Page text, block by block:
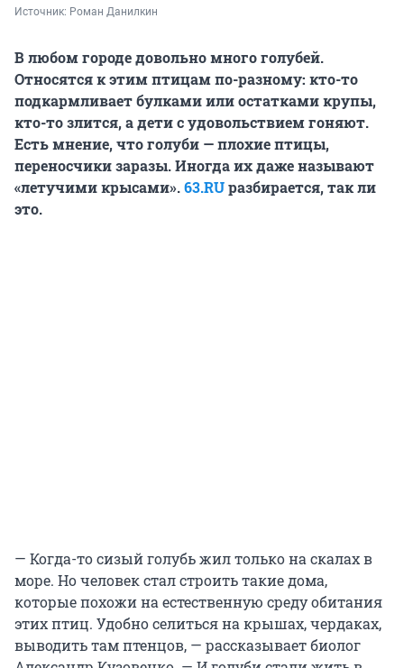
Источник: Роман Данилкин
В любом городе довольно много голубей.
Относятся к этим птицам по-разному: кто-то
подкармливает булками или остатками крупы,
кто-то злится, а дети с удовольствием гоняют.
Есть мнение, что голуби — плохие птицы,
переносчики заразы. Иногда их даже называют
«летучими крысами».63.RUразбирается, так ли
это.
— Когда-то сизый голубь жил только на скалах в
море. Но человек стал строить такие дома,
которые похожи на естественную среду обитания
этих птиц. Удобно селиться на крышах, чердаках,
выводить там птенцов, — рассказывает биолог